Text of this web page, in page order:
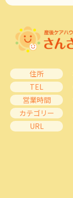
住所
TEL
営業時間
カテゴリー
URL